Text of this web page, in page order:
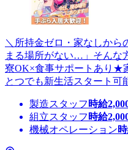
＼所持金ゼロ・家なしから
まる場所がない…」そんな
寮OK×食事サポートあり★
とつでも新生活スタート
製造スタッフ 時給
組立スタッフ 時給
機械オペレーション